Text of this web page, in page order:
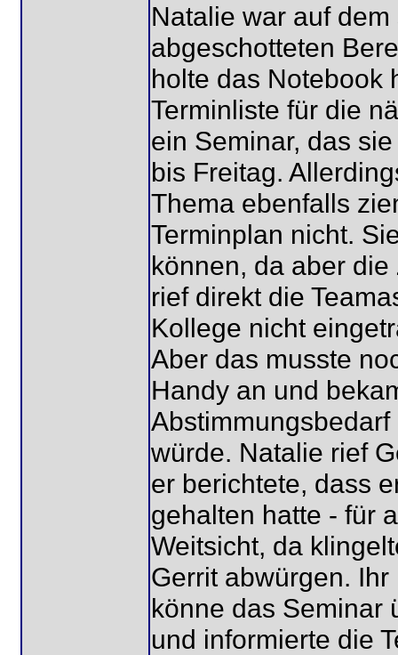
Natalie war auf
abgeschotteten
holte das Notebook
Terminliste für die
ein Seminar, das
bis Freitag.
Thema ebenfalls
Terminplan nicht.
können, da aber
rief direkt die
Kollege nicht
Aber das musste
Handy an und
würde. Natalie rief
er berichtete, dass
gehalten hatte - für
Weitsicht, da
Gerrit abwürgen.
könne das Seminar
und informierte die